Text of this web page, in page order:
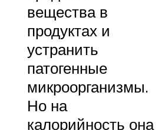
вещества в
продуктах и
устранить
патогенные
микроорганизмы.
Но на
калорийность она